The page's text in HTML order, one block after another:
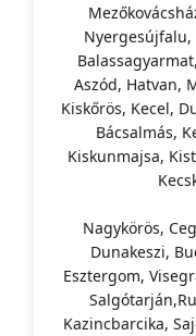
Nyergesújfalu,
Aszód, Hatvan,
Kiskőrös, Kecel,
Bácsalmás,
Kiskunmajsa,
Nagykörös,
Dunakeszi,
Esztergom,
Kazincbarcika,